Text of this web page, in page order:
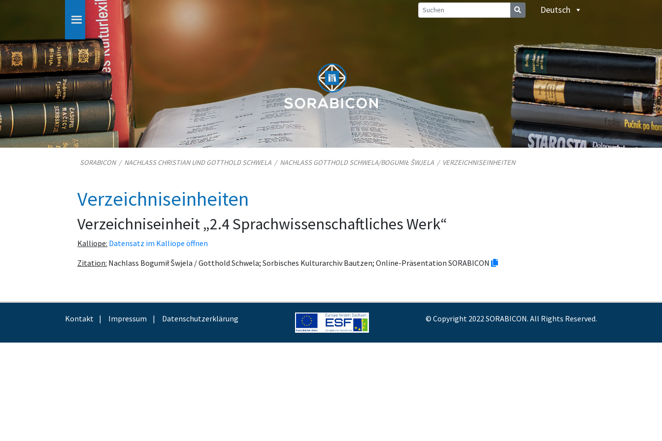
Deutsch
SORABICON/ NACHLASS CHRISTIAN UND GOTTHOLD SCHWELA / NACHLASS GOTTHOLD SCHWELA/​BOGUMIŁ ŠWJELA / VERZEICHNISEINHEITEN
Verzeichniseinheiten
Verzeichniseinheit „2.4 Sprachwissenschaftliches Werk“
Kalliope: Datensatz im Kalliope öffnen
Zitation: Nachlass Bogumił Šwjela / Gotthold Schwela; Sorbisches Kulturarchiv Bautzen; Online-Präsentation SORABICON
Kontakt Impressum Datenschutzerklärung © Copyright 2022 SORABICON. All Rights Reserved.